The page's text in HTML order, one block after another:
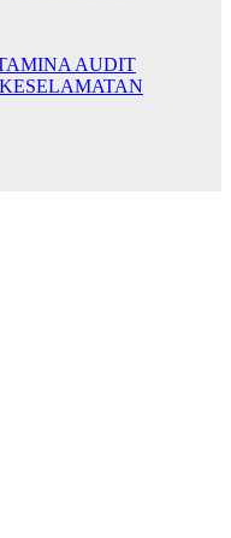
AUDIT